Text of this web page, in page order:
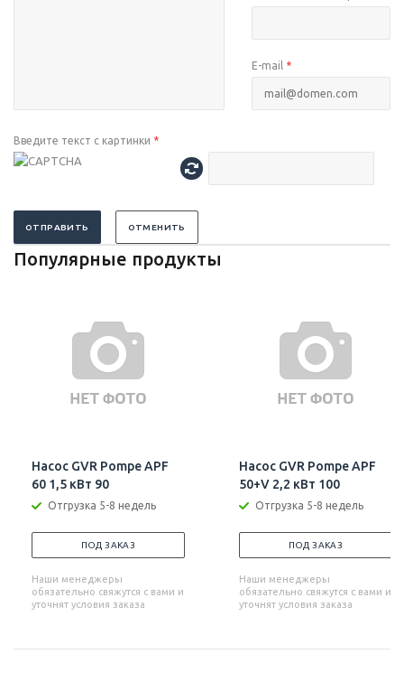
E-mail *
Введите текст с картинки *
ОТПРАВИТЬ ОТМЕНИТЬ
Популярные продукты
Насос GVR Pompe APF
60 1,5 кВт 90
Отгрузка 5-8 недель
ПОД ЗАКАЗ
Наши менеджеры
обязательно свяжутся с вами и
уточнят условия заказа
Насос GVR Pompe APF
50+V 2,2 кВт 100
Отгрузка 5-8 недель
ПОД ЗАКАЗ
Наши менеджеры
обязательно свяжутся с вами и
уточнят условия заказа